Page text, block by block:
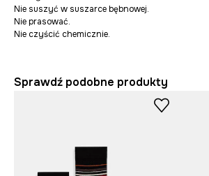
Nie suszyć w suszarce bębnowej.
Nie prasować.
Nie czyścić chemicznie.
Sprawdź podobne produkty